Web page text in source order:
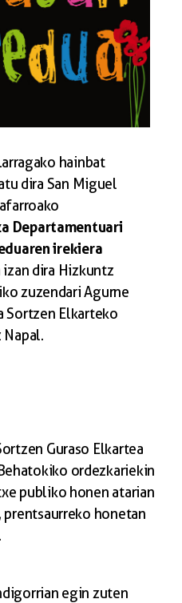
hainbat
dira San Miguel
Departamentuari
irekiera
izan dira Hizkuntz
zuzendari Agurne
Sortzen Elkarteko
Guraso Elkartea
ordezkariekin
publiko honen atarian
prentsaurreko honetan
egin zuten